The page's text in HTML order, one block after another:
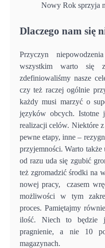
Nowy Rok sprzyja
Dlaczego nam się
Przyczyn
wszystkim warto się
zdefiniowaliśmy nasze
czy też raczej ogólnie
każdy musi marzyć o
języków obcych. Istotne
realizacji celów. Niektóre
pewne etapy, inne –
przyjemności. Warto
od razu uda się zgubić
też zgromadzić środki na
nowej pracy, czasem
możliwości w tym
proces. Pamiętajmy
ilość. Niech to będzie
pragnienie, a nie 10
magazynach.